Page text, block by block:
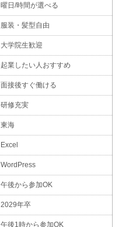
曜日/時間が選べる
服装・髪型自由
大学院生歓迎
起業したい人おすすめ
面接後すぐ働ける
研修充実
東海
Excel
WordPress
午後から参加OK
2029年卒
午後1時から参加OK